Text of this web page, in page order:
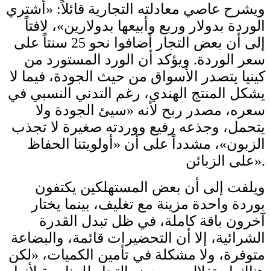
ويشرح عاصي معادلته التجارية قائلاً: «أشتري
الوردة بدولار وربع وأبيعها بدولارين»، لافتاً
إلى أن بعض التجار أضافوا نحو 25 سنتاً على
سعر الوردة. ويؤكد أن الورد المستورد من
كينيا يتصدر الأسواق من حيث الجودة، فيما لا
يشكل المنتج الهندي، رغم التدني النسبي في
سعره، مصدر ربح لأنه «سيئ الجودة ولا
يتحمل، وجذعه رفيع ووردته صغيرة لا تجذب
الزبون»، مشدداً على أن «أولويتنا الحفاظ
على الزبائن».
ويلفت إلى أن بعض المستهلكين يكتفون
بوردة واحدة مزينة مع تغليف، بينما يختار
آخرون باقة كاملة، في ظل تبدل القدرة
الشرائية، إلا أن التحضيرات قائمة، والبضاعة
متوفرة، ولا مشكلة في تأمين الكميات، «لكن